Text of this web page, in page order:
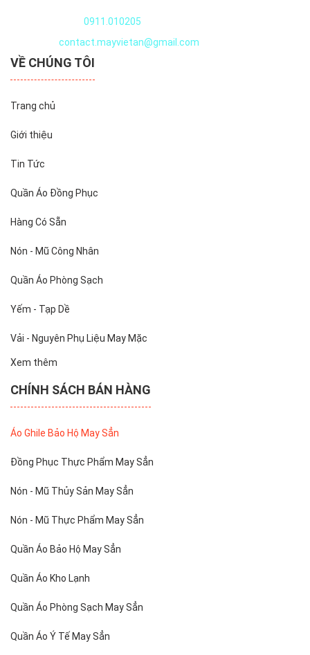
0911.010205
contact.mayvietan@gmail.com
VỀ CHÚNG TÔI
Trang chủ
Giới thiệu
Tin Tức
Quần Áo Đồng Phục
Hàng Có Sẵn
Nón - Mũ Công Nhân
Quần Áo Phòng Sạch
Yếm - Tạp Dề
Vải - Nguyên Phụ Liệu May Mặc
Xem thêm
CHÍNH SÁCH BÁN HÀNG
Áo Ghile Bảo Hộ May Sẳn
Đồng Phục Thực Phẩm May Sẳn
Nón - Mũ Thủy Sản May Sẳn
Nón - Mũ Thực Phẩm May Sẳn
Quần Áo Bảo Hộ May Sẳn
Quần Áo Kho Lạnh
Quần Áo Phòng Sạch May Sẳn
Quần Áo Ý Tế May Sẳn